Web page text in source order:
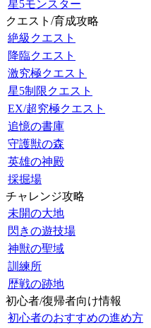
星5モンスター
クエスト/育成攻略
絶級クエスト
降臨クエスト
激究極クエスト
星5制限クエスト
EX/超究極クエスト
追憶の書庫
守護獣の森
英雄の神殿
採掘場
チャレンジ攻略
未開の大地
閃きの遊技場
神獣の聖域
訓練所
歴戦の跡地
初心者/復帰者向け情報
初心者のおすすめの進め方